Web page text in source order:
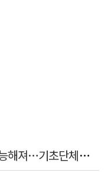
일반음식점도 '푸드트럭' 영업 가능해져…기초단체별 조례 개정 움직임